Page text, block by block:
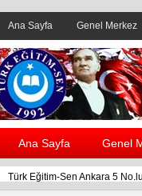
Ana Sayfa Genel Merkez
Ana Sayfa Genel
Türk Eğitim-Sen Ankara 5